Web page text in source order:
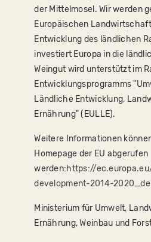
der Mittelmosel. Wir werden
Europäischen
Entwicklung des ländlichen
investiert Europa in die
Weingut wird unterstützt im
Entwicklungsprogramms
Ländliche Entwicklung,
Ernährung" (EULLE).
Weitere Informationen
Homepage der EU abgerufen
werden:https://
development-2014-2020_de
Ministerium für Umwelt,
Ernährung, Weinbau und